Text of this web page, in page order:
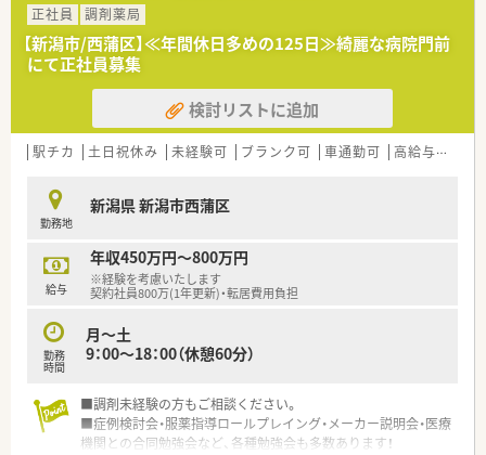
正社員
調剤薬局
【新潟市/西蒲区】≪年間休日多めの125日≫綺麗な病院門前
にて正社員募集
検討リストに追加
駅チカ 土日祝休み 未経験可 ブランク可 車通勤可 高給与(600万円以上)
勤務地
新潟県 新潟市西蒲区
給与
年収450万円～800万円
※経験を考慮いたします
契約社員800万(1年更新)・転居費用負担
勤務
時間
月～土
9：00～18：00（休憩60分）
■調剤未経験の方もご相談ください。
■症例検討会・服薬指導ロールプレイング・メーカー説明会・医療
機関との合同勉強会など、各種勉強会も多数あります！